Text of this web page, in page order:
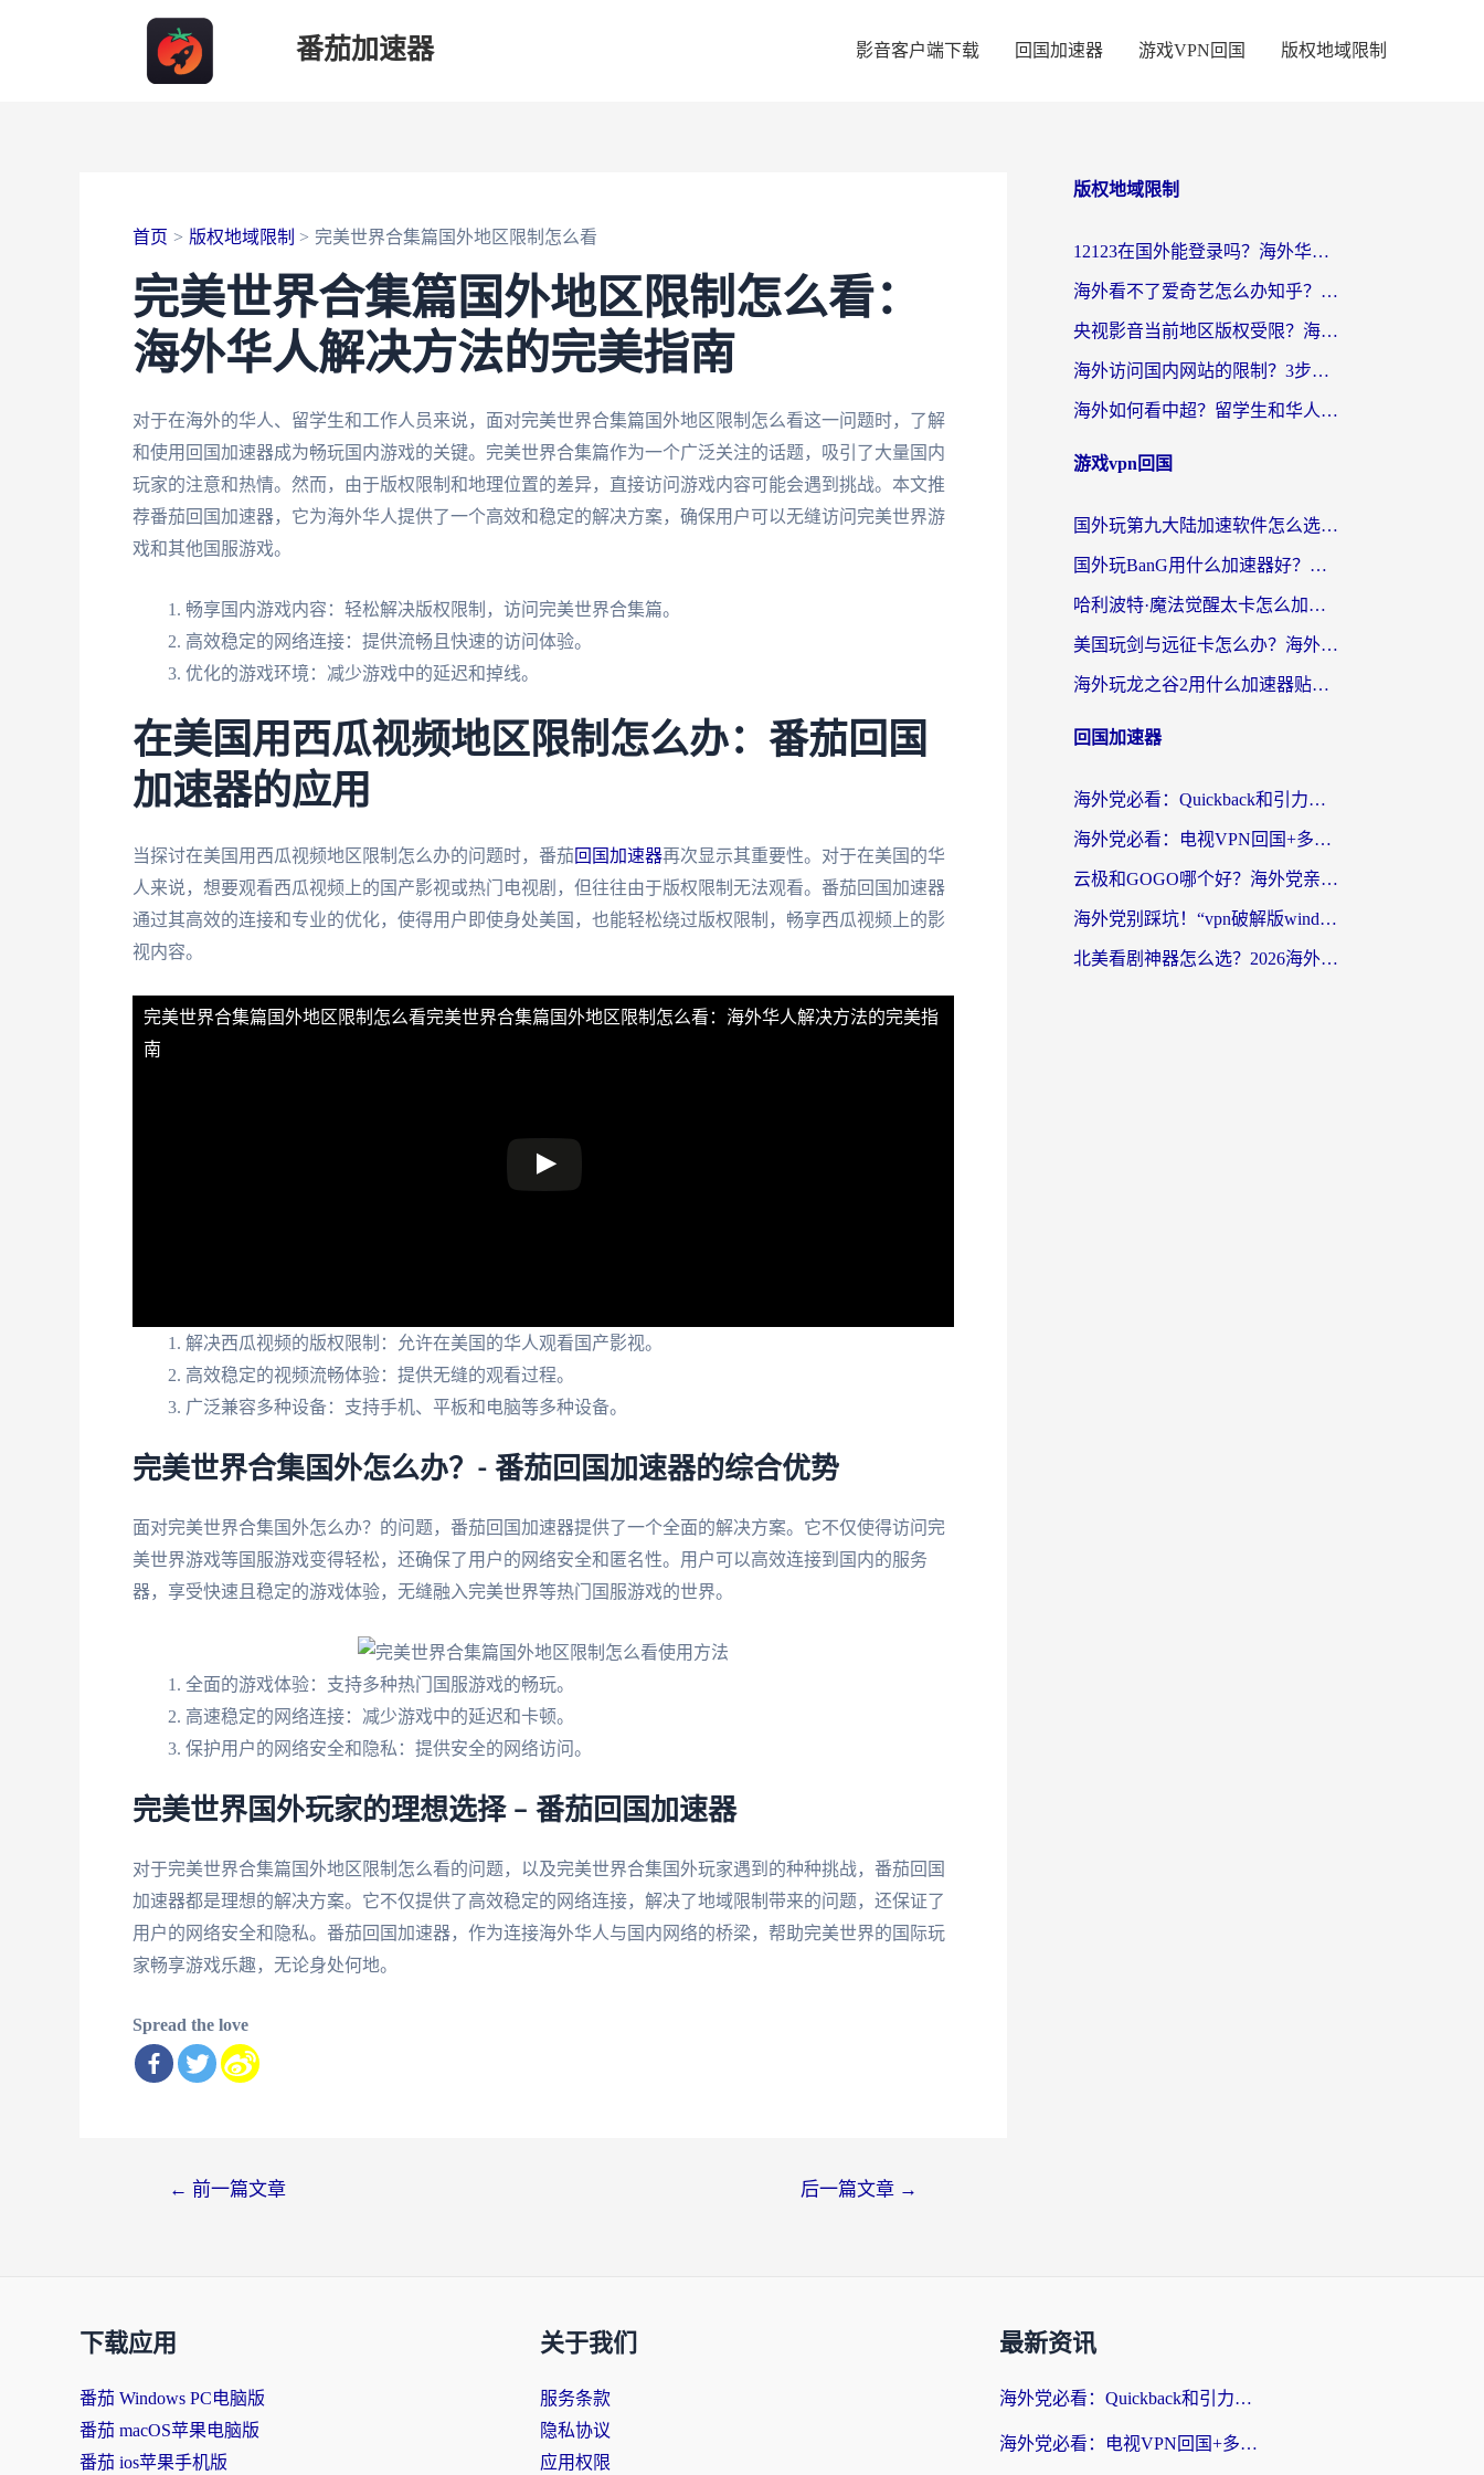
番茄加速器 影音客户端下载 回国加速器 游戏VPN回国 版权地域限制
首页 版权地域限制 完美世界合集篇国外地区限制怎么看
完美世界合集篇国外地区限制怎么看：
海外华人解决方法的完美指南
对于在海外的华人、留学生和工作人员来说，面对完美世界合集篇国外地区限制怎么看这一问题时，了解
和使用回国加速器成为畅玩国内游戏的关键。完美世界合集篇作为一个广泛关注的话题，吸引了大量国内
玩家的注意和热情。然而，由于版权限制和地理位置的差异，直接访问游戏内容可能会遇到挑战。本文推
荐番茄回国加速器，它为海外华人提供了一个高效和稳定的解决方案，确保用户可以无缝访问完美世界游
戏和其他国服游戏。
畅享国内游戏内容：轻松解决版权限制，访问完美世界合集篇。
高效稳定的网络连接：提供流畅且快速的访问体验。
优化的游戏环境：减少游戏中的延迟和掉线。
在美国用西瓜视频地区限制怎么办：番茄回国
加速器的应用
当探讨在美国用西瓜视频地区限制怎么办的问题时，番茄回国加速器再次显示其重要性。对于在美国的华
人来说，想要观看西瓜视频上的国产影视或热门电视剧，但往往由于版权限制无法观看。番茄回国加速器
通过其高效的连接和专业的优化，使得用户即使身处美国，也能轻松绕过版权限制，畅享西瓜视频上的影
视内容。
完美世界合集篇国外地区限制怎么看完美世界合集篇国外地区限制怎么看：海外华人解决方法的完美指
南
解决西瓜视频的版权限制：允许在美国的华人观看国产影视。
高效稳定的视频流畅体验：提供无缝的观看过程。
广泛兼容多种设备：支持手机、平板和电脑等多种设备。
完美世界合集国外怎么办？- 番茄回国加速器的综合优势
面对完美世界合集国外怎么办？的问题，番茄回国加速器提供了一个全面的解决方案。它不仅使得访问完
美世界游戏等国服游戏变得轻松，还确保了用户的网络安全和匿名性。用户可以高效连接到国内的服务
器，享受快速且稳定的游戏体验，无缝融入完美世界等热门国服游戏的世界。
全面的游戏体验：支持多种热门国服游戏的畅玩。
高速稳定的网络连接：减少游戏中的延迟和卡顿。
保护用户的网络安全和隐私：提供安全的网络访问。
完美世界国外玩家的理想选择 – 番茄回国加速器
对于完美世界合集篇国外地区限制怎么看的问题，以及完美世界合集国外玩家遇到的种种挑战，番茄回国
加速器都是理想的解决方案。它不仅提供了高效稳定的网络连接，解决了地域限制带来的问题，还保证了
用户的网络安全和隐私。番茄回国加速器，作为连接海外华人与国内网络的桥梁，帮助完美世界的国际玩
家畅享游戏乐趣，无论身处何地。
Spread the love
← 前一篇文章 后一篇文章 →
版权地域限制
12123在国外能登录吗？海外华人亲测有效的回国加速器选择指南
海外看不了爱奇艺怎么办知乎？留学生亲测有效的回国加速方案
央视影音当前地区版权受限？海外党看国内剧、追电视台的终极解决方案
海外访问国内网站的限制？3步教你无缝解锁国内资源（附实测最优工具）
海外如何看中超？留学生和华人的体育赛事观看终极指南（附欧洲杯奥运会观看技巧）
游戏vpn回国
国外玩第九大陆加速软件怎么选？2026终极指南帮你告别延迟卡顿
国外玩BanG用什么加速器好？海外玩家亲测的国服游戏加速终极方案
哈利波特·魔法觉醒太卡怎么加速？海外党亲测有效的国服游戏加速指南
美国玩剑与远征卡怎么办？海外党亲测有效的国服游戏加速指南
海外玩龙之谷2用什么加速器贴吧？老玩家实测推荐，附新加坡猎魂觉醒国外剑与远征加速攻略
回国加速器
海外党必看：Quickback和引力好用吗？3分钟搞懂回国加速器怎么选
海外党必看：电视VPN回国+多设备无缝访问国内资源的实用指南
云极和GOGO哪个好？海外党亲测回国加速器选择指南（附iOS免费&Windows VPN实用技巧）
海外党别踩坑！“vpn破解版windows”真的能用？教你选对回国加速器无缝刷国内资源
北美看剧神器怎么选？2026海外华人无缝访问国内资源全攻略
下载应用
番茄 Windows PC电脑版
番茄 macOS苹果电脑版
番茄 ios苹果手机版
关于我们
服务条款
隐私协议
应用权限
最新资讯
海外党必看：Quickback和引力好用吗？3分钟搞懂回国加速器怎么选
海外党必看：电视VPN回国+多设备无缝访问国内资源的实用指南